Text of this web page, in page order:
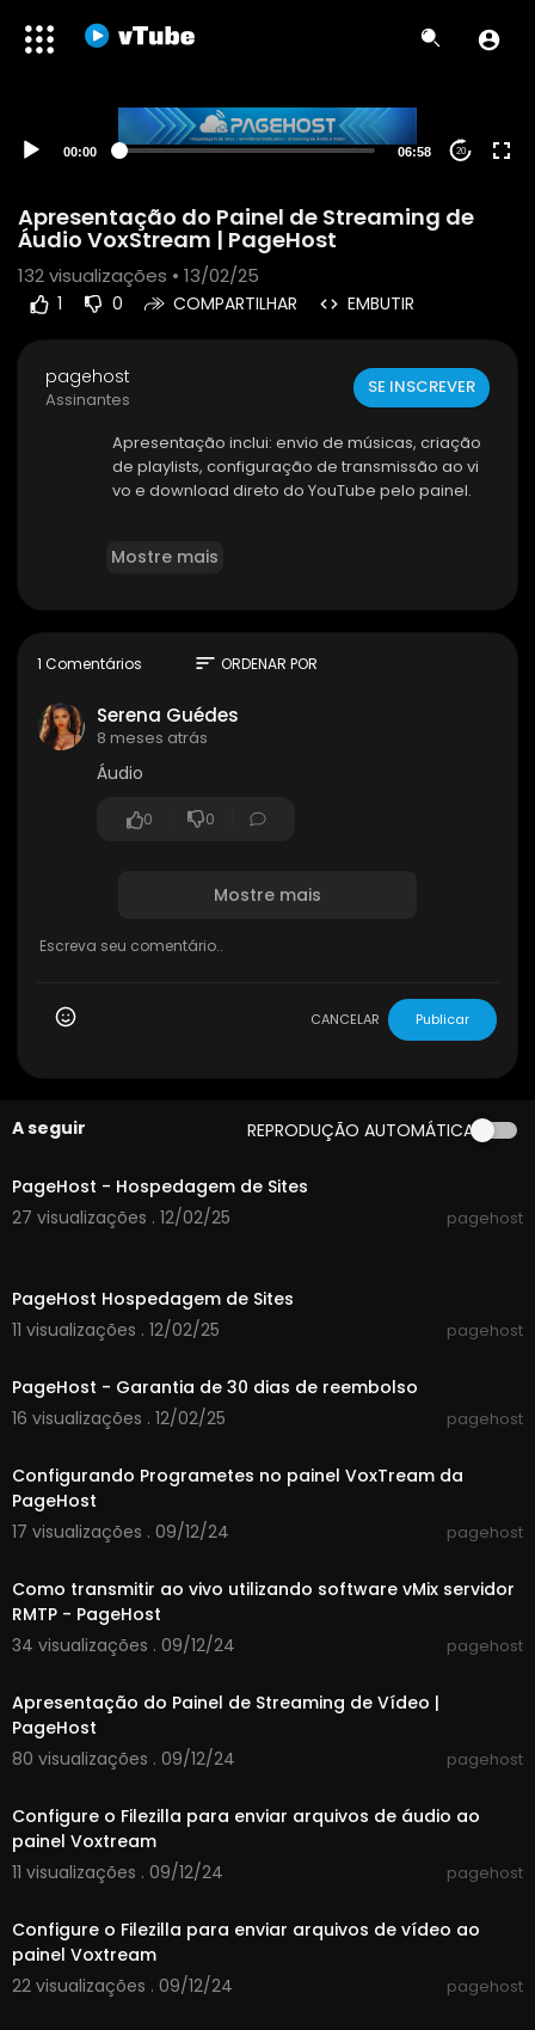
00:00 06:58 20
Apresentação do Painel de Streaming de
Áudio VoxStream | PageHost
132visualizações • 13/02/25
1 0 COMPARTILHAR EMBUTIR
pagehost
Assinantes
SE INSCREVER
Apresentação inclui: envio de músicas, criação
de playlists, configuração de transmissão ao vi
vo e download direto do YouTube pelo painel.
6)
Mostre mais
1 Comentários sort ORDENAR POR
Serena Guédes
8 meses atrás
Áudio
0 0
Mostre mais
CANCELAR Publicar
A seguir REPRODUÇÃO AUTOMÁTICA
0:34
PageHost - Hospedagem de Sites
27 visualizações . 12/02/25
pagehost
PageHost Hospedagem de Sites
11 visualizações . 12/02/25
pagehost
PageHost - Garantia de 30 dias de reembolso
16 visualizações . 12/02/25
pagehost
Configurando Programetes no painel VoxTream da
PageHost
17 visualizações . 09/12/24
pagehost
Como transmitir ao vivo utilizando software vMix servidor
RMTP - PageHost
34 visualizações . 09/12/24
pagehost
Apresentação do Painel de Streaming de Vídeo |
PageHost
80 visualizações . 09/12/24
pagehost
Configure o Filezilla para enviar arquivos de áudio ao
painel Voxtream
11 visualizações . 09/12/24
pagehost
Configure o Filezilla para enviar arquivos de vídeo ao
painel Voxtream
22 visualizações . 09/12/24
pagehost